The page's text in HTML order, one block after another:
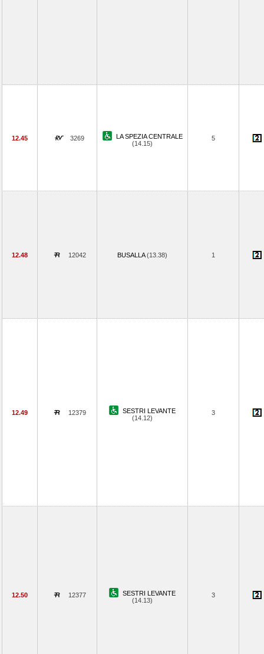
12.45 3269
LA SPEZIA CENTRALE
(14.15)
5
12.48 12042 BUSALLA(13.38) 1
12.49 12379
SESTRI LEVANTE
(14.12)
3
12.50 12377
SESTRI LEVANTE
(14.13)
3